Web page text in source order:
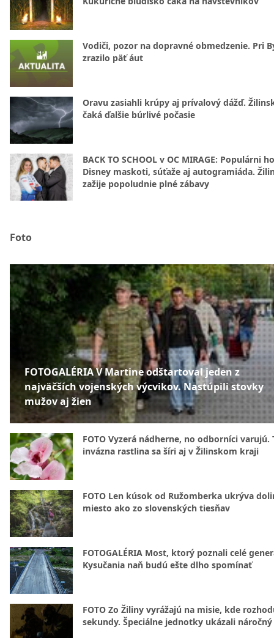
Vodiči, pozor na dopravné obmedzenie. Pri
zrazilo päť áut
Oravu zasiahli krúpy aj prívalový dážď.
čaká ďalšie búrlivé počasie
BACK TO SCHOOL v OC MIRAGE: Populárni
Disney maskoti, súťaže aj autogramiáda.
zažije popoludnie plné zábavy
Foto
FOTOGALÉRIA V Martine odštartoval jeden z
najväčších vojenských výcvikov. Nastúpili stovky
mužov aj žien
FOTO Vyzerá nádherne, no odborníci varujú.
invázna rastlina sa šíri aj v Žilinskom kraji
FOTO Len kúsok od Ružomberka ukrýva
miesto ako zo slovenských tiesňav
FOTOGALÉRIA Most, ktorý poznali celé
Kysučania naň budú ešte dlho spomínať
FOTO Zo Žiliny vyrážajú na misie, kde
sekundy. Špeciálne jednotky ukázali